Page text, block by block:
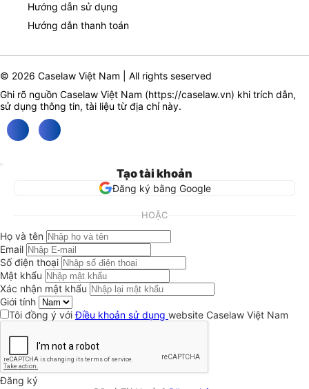
Hướng dẫn sử dụng
Hướng dẫn thanh toán
© 2026 Caselaw Việt Nam | All rights seserved
Ghi rõ nguồn Caselaw Việt Nam (https://caselaw.vn) khi trích dẫn,
sử dụng thông tin, tài liệu từ địa chỉ này.
Tạo tài khoản
Đăng ký bằng Google
HOẶC
Họ và tên
Email
Số điện thoại
Mật khẩu
Xác nhận mật khẩu
Giới tính
Tôi đồng ý vớiĐiều khoản sử dụng website Caselaw Việt Nam
Đăng ký